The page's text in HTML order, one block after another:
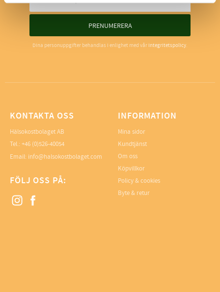
PRENUMERERA
Dina personuppgifter behandlas i enlighet med vår integritetspolicy.
KONTAKTA OSS
Hälsokostbolaget AB
Tel.: +46 (0)526-40054
Email: info@halsokostbolaget.com
FÖLJ OSS PÅ:
INFORMATION
Mina sidor
Kundtjänst
Om oss
Köpvillkor
Policy & cookies
Byte & retur